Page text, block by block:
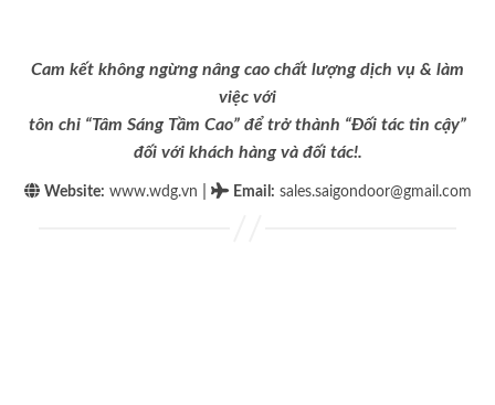
Cam kết không ngừng nâng cao chất lượng dịch vụ & làm
việc với
tôn chỉ “Tâm Sáng Tầm Cao” để trở thành “Đối tác tin cậy”
đối với khách hàng và đối tác!.
Website: www.wdg.vn Email : sales.saigondoor@gmail.com